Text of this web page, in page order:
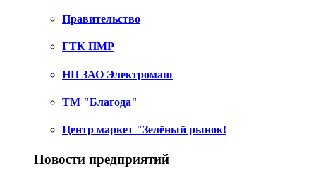
Правительство
ГТК ПМР
НП ЗАО Электромаш
ТМ "Благода"
Центр маркет "Зелёный рынок!
Новости предприятий